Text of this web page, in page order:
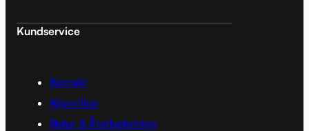
Kundservice
Kontakt
Köpvillkor
Retur & Återbetalning